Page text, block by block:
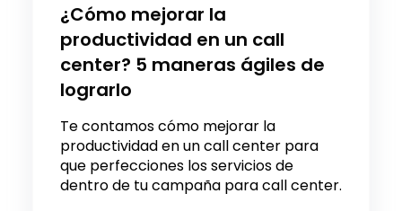
¿Cómo mejorar la
productividad en un call
center? 5 maneras ágiles de
lograrlo
Te contamos cómo mejorar la
productividad en un call center para
que perfecciones los servicios de
dentro de tu campaña para call center.